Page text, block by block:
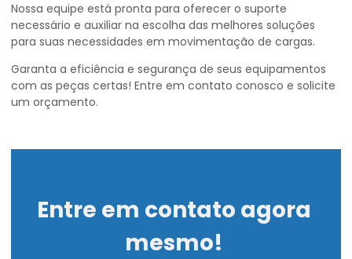
Nossa equipe está pronta para oferecer o suporte
necessário e auxiliar na escolha das melhores soluções
para suas necessidades em movimentação de cargas.
Garanta a eficiência e segurança de seus equipamentos
com as peças certas! Entre em contato conosco e solicite
um orçamento.
Entre em contato agora
mesmo!